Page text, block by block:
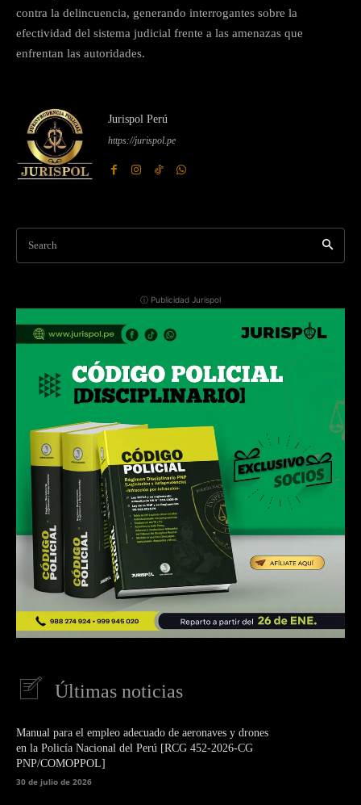
contra la delincuencia, generando interrogantes sobre la
efectividad del sistema judicial frente a las amenazas que
enfrentan las autoridades.
Jurispol Perú
https://jurispol.pe
Search
ⓘ Publicidad Jurispol
Últimas noticias
Manual para el empleo adecuado de aeronaves y drones
en la Policía Nacional del Perú [RCG 452-2026-CG
PNP/COMOPPOL]
30 de julio de 2026